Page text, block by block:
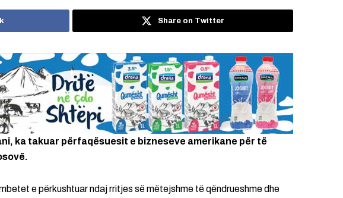
Share on Twitter
ka takuar përfaqësuesit e bizneseve amerikane për të
e përkushtuar ndaj rritjes së mëtejshme të qëndrueshme dhe